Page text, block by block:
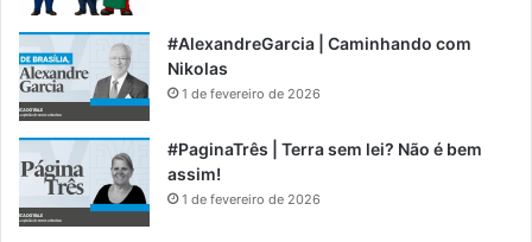
#AlexandreGarcia | Caminhando com
Nikolas
1 de fevereiro de 2026
#PaginaTrês | Terra sem lei? Não é bem
assim!
1 de fevereiro de 2026